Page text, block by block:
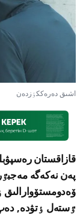
اشىق دەرەككٶزدەن
قازاقستان
پەن نەكەگە
ۆەدومستۆوارالىق
ٷستەل ٶتۋدە,